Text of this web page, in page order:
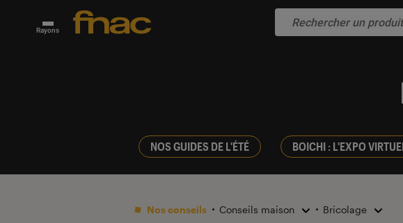
Rayons
NOS GUIDES DE L'ÉTÉ BOICHI : L'EXPO
Nos conseils Conseils maison Bricolage